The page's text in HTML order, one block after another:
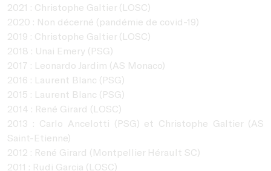
2021 : Christophe Galtier (LOSC)
2020 : Non décerné (pandémie de covid-19)
2019 : Christophe Galtier (LOSC)
2018 : Unai Emery (PSG)
2017 : Leonardo Jardim (AS Monaco)
2016 : Laurent Blanc (PSG)
2015 : Laurent Blanc (PSG)
2014 : René Girard (LOSC)
2013 : Carlo Ancelotti (PSG) et Christophe Galtier (AS
Saint-Etienne)
2012 : René Girard (Montpellier Hérault SC)
2011 : Rudi Garcia (LOSC)